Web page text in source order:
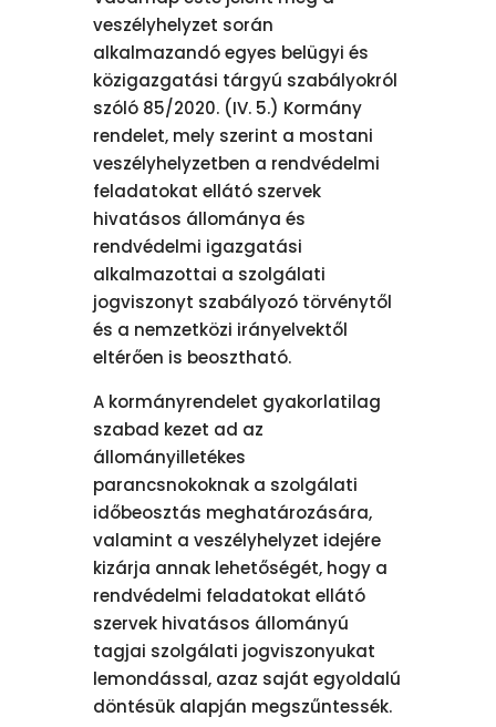
veszélyhelyzet során
alkalmazandó egyes belügyi és
közigazgatási tárgyú szabályokról
szóló 85/2020. (IV. 5.) Kormány
rendelet, mely szerint a mostani
veszélyhelyzetben a rendvédelmi
feladatokat ellátó szervek
hivatásos állománya és
rendvédelmi igazgatási
alkalmazottai a szolgálati
jogviszonyt szabályozó törvénytől
és a nemzetközi irányelvektől
eltérően is beosztható.
A kormányrendelet gyakorlatilag
szabad kezet ad az
állományilletékes
parancsnokoknak a szolgálati
időbeosztás meghatározására,
valamint a veszélyhelyzet idejére
kizárja annak lehetőségét, hogy a
rendvédelmi feladatokat ellátó
szervek hivatásos állományú
tagjai szolgálati jogviszonyukat
lemondással, azaz saját egyoldalú
döntésük alapján megszűntessék.